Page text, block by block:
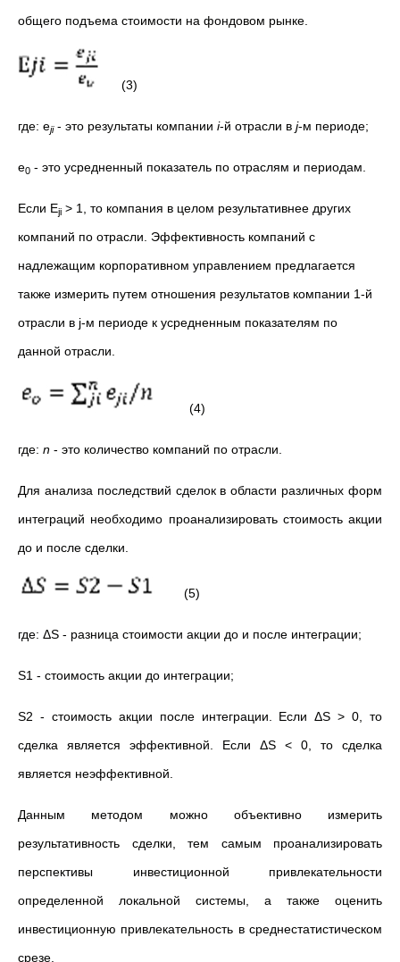
общего подъема стоимости на фондовом рынке.
(3)
где: eji- это результаты компании i-й отрасли в j-м периоде;
е0 - это усредненный показатель по отраслям и периодам.
Если Eji > 1, то компания в целом результативнее других
компаний по отрасли. Эффективность компаний с
надлежащим корпоративном управлением предлагается
также измерить путем отношения результатов компании 1-й
отрасли в j-м периоде к усредненным показателям по
данной отрасли.
(4)
где: n - это количество компаний по отрасли.
Для анализа последствий сделок в области различных форм
интеграций необходимо проанализировать стоимость акции
до и после сделки.
(5)
где: ΔS - разница стоимости акции до и после интеграции;
S1 - стоимость акции до интеграции;
S2 - стоимость акции после интеграции. Если ΔS > 0, то
сделка является эффективной. Если ΔS < 0, то сделка
является неэффективной.
Данным методом можно объективно измерить
результативность сделки, тем самым проанализировать
перспективы инвестиционной привлекательности
определенной локальной системы, а также оценить
инвестиционную привлекательность в среднестатистическом
срезе.